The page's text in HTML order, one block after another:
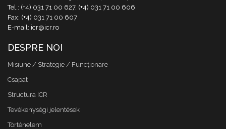
Tel.: (+4) 031 71 00 627, (+4) 031 71 00 606
Fax: (+4) 031 71 00 607
E-mail: icr@icr.ro
DESPRE NOI
Misiune / Strategie / Funcţionare
Csapat
Structura ICR
Tevékenységi jelentések
Történelem